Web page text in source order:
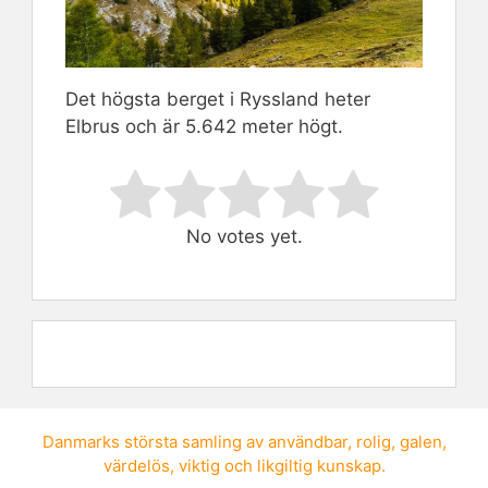
Det högsta berget i Ryssland heter
Elbrus och är 5.642 meter högt.
Rate this item:
Submit Rating
No votes yet.
Danmarks största samling av användbar, rolig, galen,
värdelös, viktig och likgiltig kunskap.